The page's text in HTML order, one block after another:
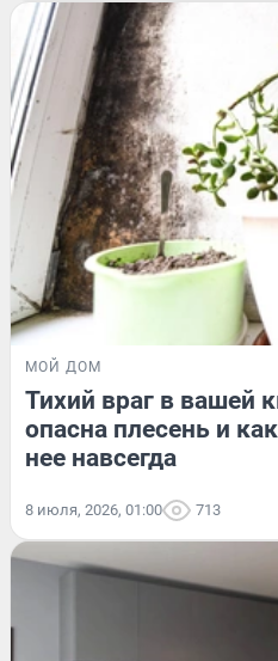
МОЙ ДОМ
Тихий враг в вашей
опасна плесень и
нее навсегда
8 июля, 2026, 01:00 713